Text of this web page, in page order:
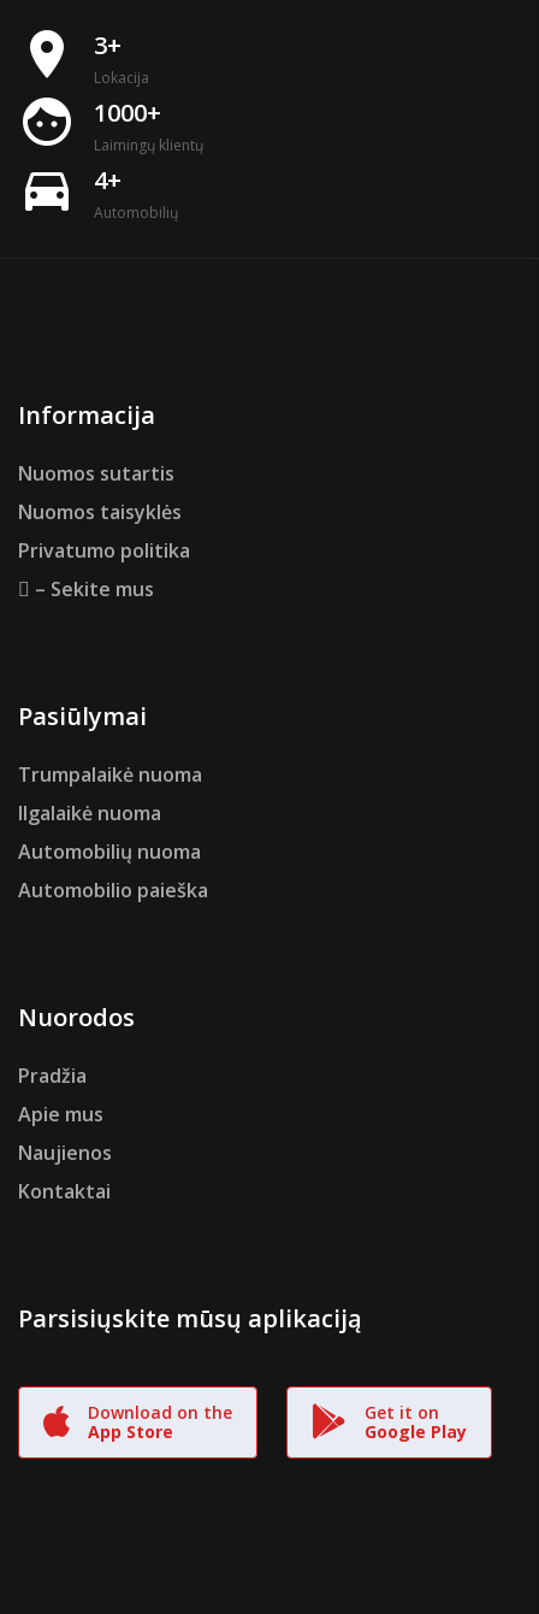
place 3+
Lokacija
face 1000+
Laimingų klientų
directions_car 4+
Automobilių
Informacija
Nuomos sutartis
Nuomos taisyklės
Privatumo politika
– Sekite mus
Pasiūlymai
Trumpalaikė nuoma
Ilgalaikė nuoma
Automobilių nuoma
Automobilio paieška
Nuorodos
Pradžia
Apie mus
Naujienos
Kontaktai
Parsisiųskite mūsų aplikaciją
Download on the
App Store
Get it on
Google Play